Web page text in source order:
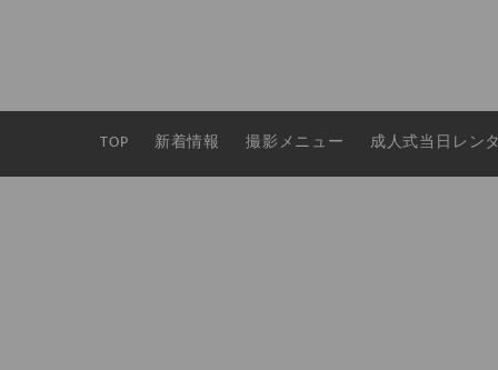
TOP 新着情報 撮影メニュー 成人式当日レン